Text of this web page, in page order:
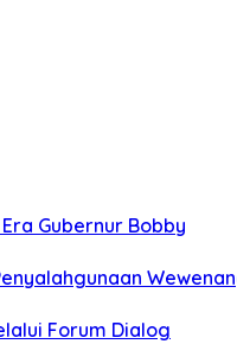
Gubernur Bobby
Forum Dialog